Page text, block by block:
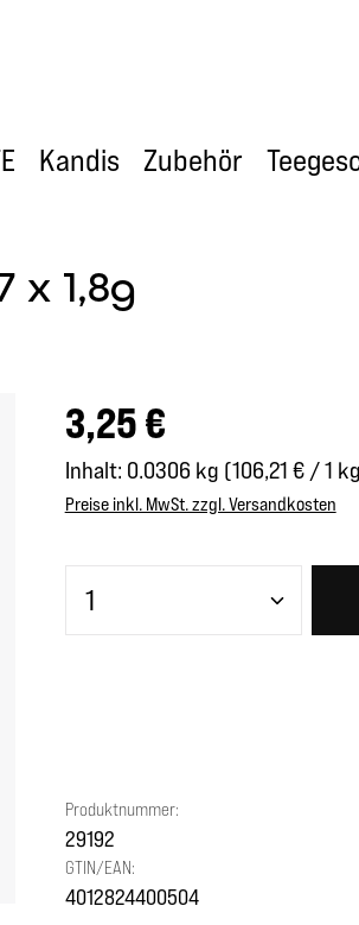
Kandis Zubehör
x 1,8g
Regulärer Preis:
3,25 €
Inhalt: 0.0306 kg (106,21 € / 1
Preise inkl. MwSt. zzgl. Versandkosten
Produkt Anzahl: Gib den
Produktnummer:
29192
GTIN/EAN:
4012824400504